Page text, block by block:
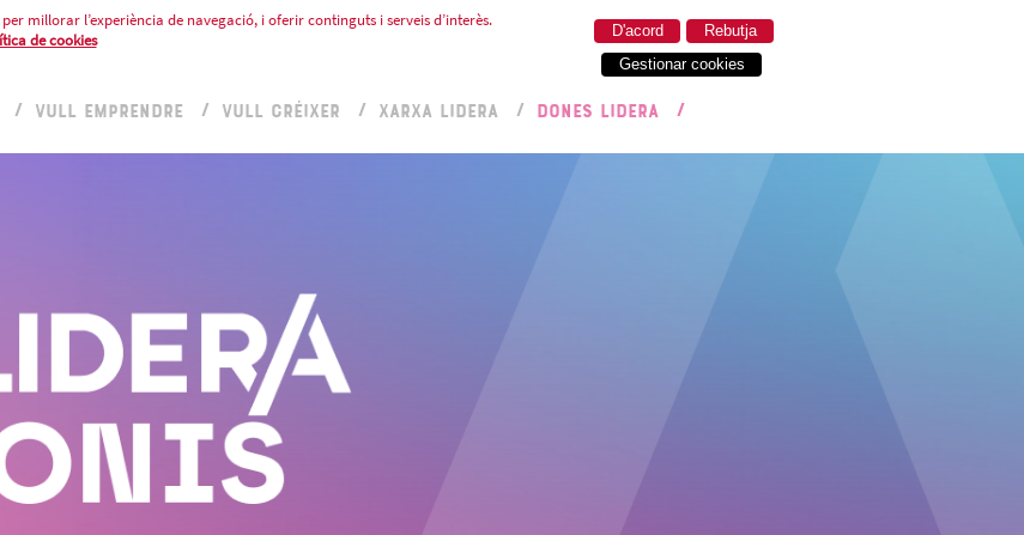
millorar l’experiència de navegació, i oferir continguts i serveis d’interès.
de cookies Rebutja
D'acord
Gestionar cookies
VULL EMPRENDRE VULL CRÉIXER XARXA LIDERA DONES LIDERA